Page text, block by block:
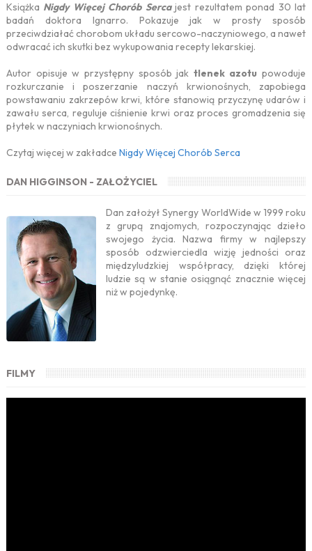
Książka Nigdy Więcej Chorób Sercajest rezultatem ponad 30 lat
badań doktora Ignarro. Pokazuje jak w prosty sposób
przeciwdziałać chorobom układu sercowo-naczyniowego, a nawet
odwracać ich skutki bez wykupowania recepty lekarskiej.
Autor opisuje w przystępny sposób jak tlenek azotu powoduje
rozkurczanie i poszerzanie naczyń krwionośnych, zapobiega
powstawaniu zakrzepów krwi, które stanowią przyczynę udarów i
zawału serca, reguluje ciśnienie krwi oraz proces gromadzenia się
płytek w naczyniach krwionośnych.
Czytaj więcej w zakładce Nigdy Więcej Chorób Serca
DAN HIGGINSON - ZAŁOŻYCIEL
Dan założył Synergy WorldWide w 1999 roku
z grupą znajomych, rozpoczynając dzieło
swojego życia. Nazwa firmy w najlepszy
sposób odzwierciedla wizję jedności oraz
międzyludzkiej współpracy, dzięki której
ludzie są w stanie osiągnąć znacznie więcej
niż w pojedynkę.
FILMY